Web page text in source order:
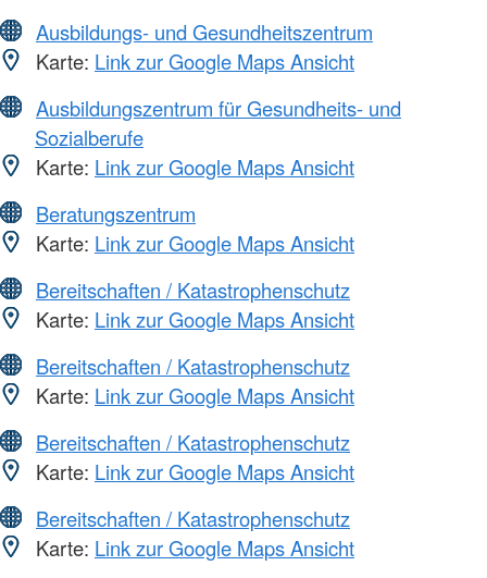
Ausbildungs- und Gesundheitszentrum
Karte: Link zur Google Maps Ansicht
Ausbildungszentrum für Gesundheits- und
Sozialberufe
Karte: Link zur Google Maps Ansicht
Beratungszentrum
Karte: Link zur Google Maps Ansicht
Bereitschaften / Katastrophenschutz
Karte: Link zur Google Maps Ansicht
Bereitschaften / Katastrophenschutz
Karte: Link zur Google Maps Ansicht
Bereitschaften / Katastrophenschutz
Karte: Link zur Google Maps Ansicht
Bereitschaften / Katastrophenschutz
Karte: Link zur Google Maps Ansicht